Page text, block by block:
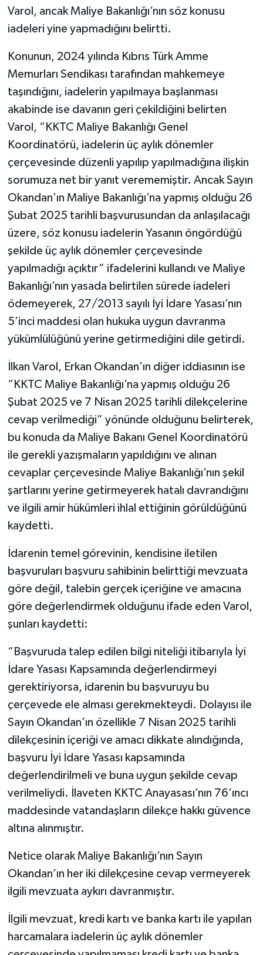
Varol, ancak Maliye Bakanlığı’nın söz konusu
iadeleri yine yapmadığını belirtti.
Konunun, 2024 yılında Kıbrıs Türk Amme
Memurları Sendikası tarafından mahkemeye
taşındığını, iadelerin yapılmaya başlanması
akabinde ise davanın geri çekildiğini belirten
Varol, “KKTC Maliye Bakanlığı Genel
Koordinatörü, iadelerin üç aylık dönemler
çerçevesinde düzenli yapılıp yapılmadığına ilişkin
sorumuza net bir yanıt verememiştir. Ancak Sayın
Okandan’ın Maliye Bakanlığı’na yapmış olduğu 26
Şubat 2025 tarihli başvurusundan da anlaşılacağı
üzere, söz konusu iadelerin Yasanın öngördüğü
şekilde üç aylık dönemler çerçevesinde
yapılmadığı açıktır” ifadelerini kullandı ve Maliye
Bakanlığı’nın yasada belirtilen sürede iadeleri
ödemeyerek, 27/2013 sayılı İyi İdare Yasası’nın
5’inci maddesi olan hukuka uygun davranma
yükümlülüğünü yerine getirmediğini dile getirdi.
İlkan Varol, Erkan Okandan’ın diğer iddiasının ise
“KKTC Maliye Bakanlığı’na yapmış olduğu 26
Şubat 2025 ve 7 Nisan 2025 tarihli dilekçelerine
cevap verilmediği” yönünde olduğunu belirterek,
bu konuda da Maliye Bakanı Genel Koordinatörü
ile gerekli yazışmaların yapıldığını ve alınan
cevaplar çerçevesinde Maliye Bakanlığı’nın şekil
şartlarını yerine getirmeyerek hatalı davrandığını
ve ilgili amir hükümleri ihlal ettiğinin görüldüğünü
kaydetti.
İdarenin temel görevinin, kendisine iletilen
başvuruları başvuru sahibinin belirttiği mevzuata
göre değil, talebin gerçek içeriğine ve amacına
göre değerlendirmek olduğunu ifade eden Varol,
şunları kaydetti:
“Başvuruda talep edilen bilgi niteliği itibarıyla İyi
İdare Yasası Kapsamında değerlendirmeyi
gerektiriyorsa, idarenin bu başvuruyu bu
çerçevede ele alması gerekmekteydi. Dolayısı ile
Sayın Okandan’ın özellikle 7 Nisan 2025 tarihli
dilekçesinin içeriği ve amacı dikkate alındığında,
başvuru İyi İdare Yasası kapsamında
değerlendirilmeli ve buna uygun şekilde cevap
verilmeliydi. İlaveten KKTC Anayasası’nın 76’ıncı
maddesinde vatandaşların dilekçe hakkı güvence
altına alınmıştır.
Netice olarak Maliye Bakanlığı’nın Sayın
Okandan’ın her iki dilekçesine cevap vermeyerek
ilgili mevzuata aykırı davranmıştır.
İlgili mevzuat, kredi kartı ve banka kartı ile yapılan
harcamalara iadelerin üç aylık dönemler